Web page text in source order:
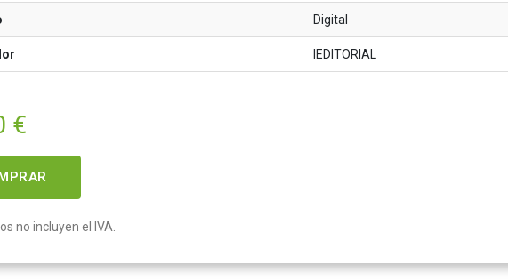
Digital
IEDITORIAL
€
no incluyen el IVA.